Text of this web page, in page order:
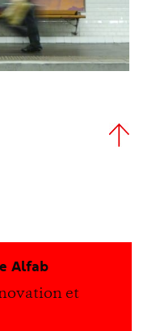
Alfab
et